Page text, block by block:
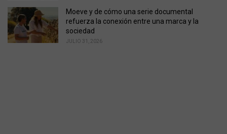
Moeve y de cómo una serie documental
refuerza la conexión entre una marca y la
sociedad
JULIO 31, 2026